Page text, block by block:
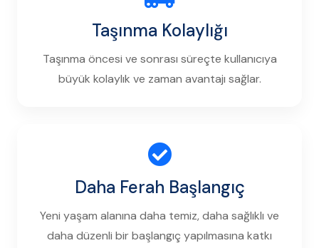
Taşınma Kolaylığı
Taşınma öncesi ve sonrası süreçte kullanıcıya
büyük kolaylık ve zaman avantajı sağlar.
Daha Ferah Başlangıç
Yeni yaşam alanına daha temiz, daha sağlıklı ve
daha düzenli bir başlangıç yapılmasına katkı